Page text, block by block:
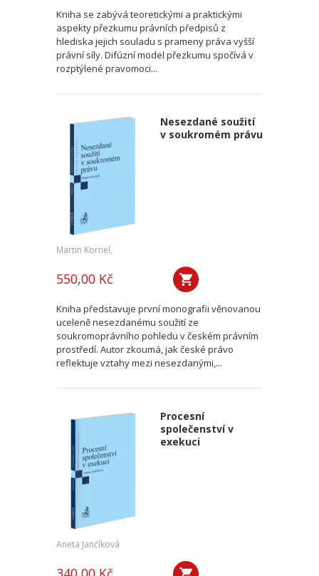
Kniha se zabývá teoretickými a praktickými
aspekty přezkumu právních předpisů z
hlediska jejich souladu s prameny práva vyšší
právní síly. Difúzní model přezkumu spočívá v
rozptýlené pravomoci...
Nesezdané soužití
v soukromém právu
Martin Kornel,
550,00 Kč
Kniha představuje první monografii věnovanou
uceleně nesezdanému soužití ze
soukromoprávního pohledu v českém právním
prostředí. Autor zkoumá, jak české právo
reflektuje vztahy mezi nesezdanými,...
Procesní
společenství v
exekuci
Aneta Jančíková